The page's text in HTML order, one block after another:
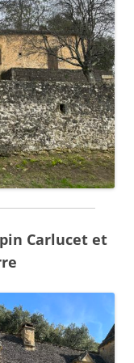
Carlucet et